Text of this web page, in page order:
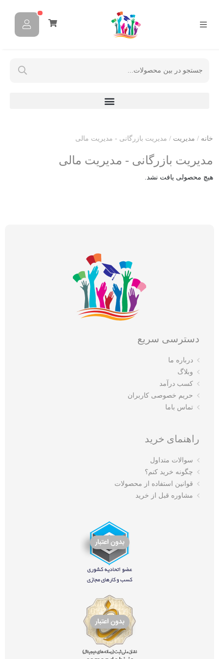
خانه / مدیریت / مدیریت بازرگانی - مدیریت مالی
مدیریت بازرگانی - مدیریت مالی
هیچ محصولی یافت نشد.
دسترسی سریع
درباره ما
وبلاگ
کسب درآمد
حریم خصوصی کاربران
تماس باما
راهنمای خرید
سوالات متداول
چگونه خرید کنم؟
قوانین استفاده از محصولات
مشاوره قبل از خرید